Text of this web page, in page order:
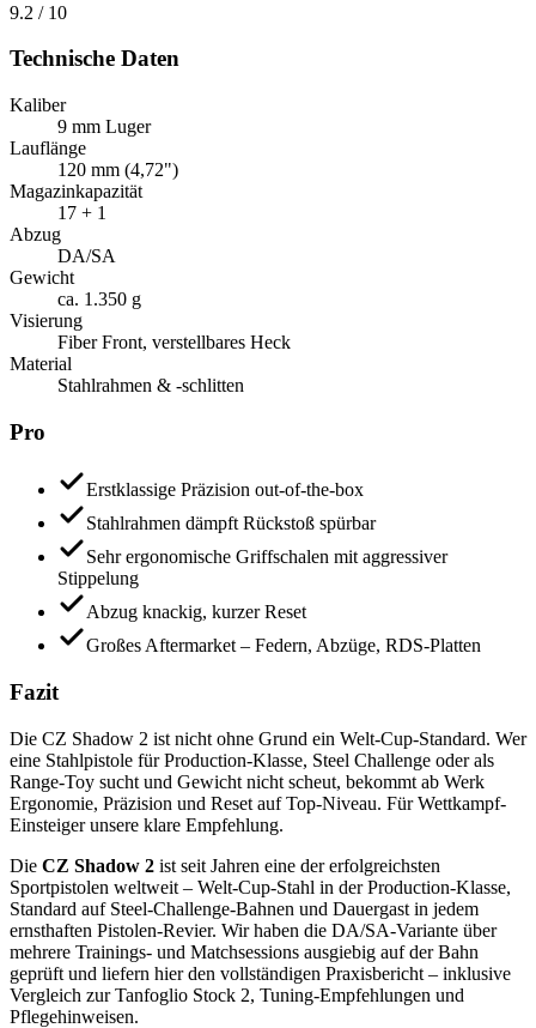
9.2 / 10
Technische Daten
Kaliber
9 mm Luger
Lauflänge
120 mm (4,72")
Magazinkapazität
17 + 1
Abzug
DA/SA
Gewicht
ca. 1.350 g
Visierung
Fiber Front, verstellbares Heck
Material
Stahlrahmen & -schlitten
Pro
Erstklassige Präzision out-of-the-box
Stahlrahmen dämpft Rückstoß spürbar
Sehr ergonomische Griffschalen mit aggressiver
Stippelung
Abzug knackig, kurzer Reset
Großes Aftermarket – Federn, Abzüge, RDS-Platten
Fazit
Die CZ Shadow 2 ist nicht ohne Grund ein Welt-Cup-Standard. Wer
eine Stahlpistole für Production-Klasse, Steel Challenge oder als
Range-Toy sucht und Gewicht nicht scheut, bekommt ab Werk
Ergonomie, Präzision und Reset auf Top-Niveau. Für Wettkampf-
Einsteiger unsere klare Empfehlung.
Die CZ Shadow 2 ist seit Jahren eine der erfolgreichsten
Sportpistolen weltweit – Welt-Cup-Stahl in der Production-Klasse,
Standard auf Steel-Challenge-Bahnen und Dauergast in jedem
ernsthaften Pistolen-Revier. Wir haben die DA/SA-Variante über
mehrere Trainings- und Matchsessions ausgiebig auf der Bahn
geprüft und liefern hier den vollständigen Praxisbericht – inklusive
Vergleich zur Tanfoglio Stock 2, Tuning-Empfehlungen und
Pflegehinweisen.